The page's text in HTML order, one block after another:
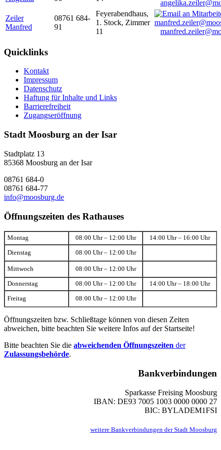
Zeiler
Manfred
08761 684-
91
Feyerabendhaus,
1. Stock, Zimmer
11
Quicklinks
Kontakt
Impressum
Datenschutz
Haftung für Inhalte und Links
Barrierefreiheit
Zugangseröffnung
Stadt Moosburg an der Isar
Stadtplatz 13
85368 Moosburg an der Isar
08761 684-0
08761 684-77
info@moosburg.de
Öffnungszeiten des Rathauses
Montag 08:00 Uhr – 12:00 Uhr 14:00 Uhr – 16:00 Uhr
Dienstag 08:00 Uhr – 12:00 Uhr
Mittwoch 08:00 Uhr – 12:00 Uhr
Donnerstag 08:00 Uhr – 12:00 Uhr 14:00 Uhr – 18:00 Uhr
Freitag 08:00 Uhr – 12:00 Uhr
Öffnungszeiten bzw. Schließtage können von diesen Zeiten
abweichen, bitte beachten Sie weitere Infos auf der Startseite!
Bitte beachten Sie die abweichenden Öffnungszeiten der
Zulassungsbehörde.
Bankverbindungen
Sparkasse Freising Moosburg
IBAN: DE93 7005 1003 0000 0000 27
BIC: BYLADEM1FSI
weitere Bankverbindungen der Stadt Moosburg